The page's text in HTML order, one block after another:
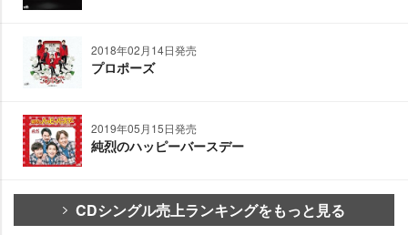
2018年02月14日発売
プロポーズ
2019年05月15日発売
純烈のハッピーバースデー
CDシングル売上ランキングをもっと見る